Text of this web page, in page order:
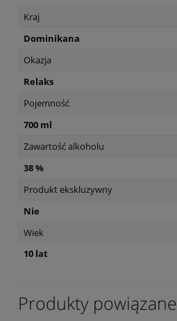
Kraj
Dominikana
Okazja
Relaks
Pojemność
700 ml
Zawartość alkoholu
38 %
Produkt ekskluzywny
Nie
Wiek
10 lat
Produkty powiązane